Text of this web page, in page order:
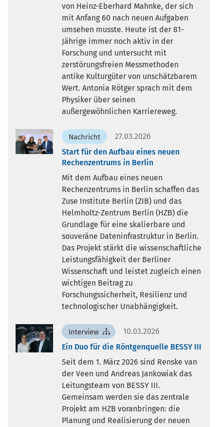
von Heinz-Eberhard Mahnke, der sich
mit Anfang 60 nach neuen Aufgaben
umsehen musste. Heute ist der 81-
Jährige immer noch aktiv in der
Forschung und untersucht mit
zerstörungsfreien Messmethoden
antike Kulturgüter von unschätzbarem
Wert. Antonia Rötger sprach mit dem
Physiker über seinen
außergewöhnlichen Karriereweg.
Nachricht
27.03.2026
Start für den Aufbau eines neuen
Rechenzentrums in Berlin
Mit dem Aufbau eines neuen
Rechenzentrums in Berlin schaffen das
Zuse Institute Berlin (ZIB) und das
Helmholtz-Zentrum Berlin (HZB) die
Grundlage für eine skalierbare und
souveräne Dateninfrastruktur in Berlin.
Das Projekt stärkt die wissenschaftliche
Leistungsfähigkeit der Berliner
Wissenschaft und leistet zugleich einen
wichtigen Beitrag zu
Forschungssicherheit, Resilienz und
technologischer Unabhängigkeit.
Interview
10.03.2026
Ein Duo für die Röntgenquelle BESSY III
Seit dem 1. März 2026 sind Renske van
der Veen und Andreas Jankowiak das
Leitungsteam von BESSY III.
Gemeinsam werden sie das zentrale
Projekt am HZB voranbringen: die
Planung und Realisierung der neuen